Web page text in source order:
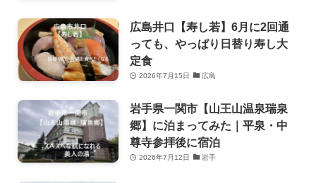
広島井口【寿し若】6月に2回通
っても、やっぱり日替り寿し大
定食
2026年7月15日 広島
岩手県一関市【山王山温泉瑞泉
郷】に泊まってみた｜平泉・中
尊寺参拝後に宿泊
2026年7月12日 岩手